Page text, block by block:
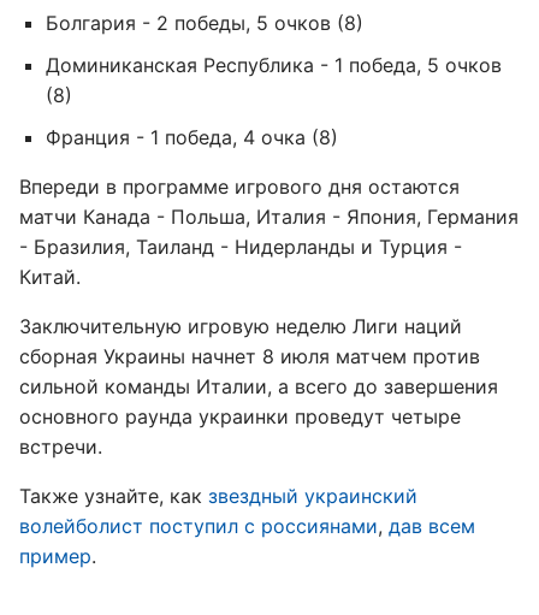
Болгария - 2 победы, 5 очков (8)
Доминиканская Республика - 1 победа, 5 очков
(8)
Франция - 1 победа, 4 очка (8)
Впереди в программе игрового дня остаются
матчи Канада - Польша, Италия - Япония, Германия
- Бразилия, Таиланд - Нидерланды и Турция -
Китай.
Заключительную игровую неделю Лиги наций
сборная Украины начнет 8 июля матчем против
сильной команды Италии, а всего до завершения
основного раунда украинки проведут четыре
встречи.
Также узнайте, как звездный украинский
волейболист поступил с россиянами, дав всем
пример.